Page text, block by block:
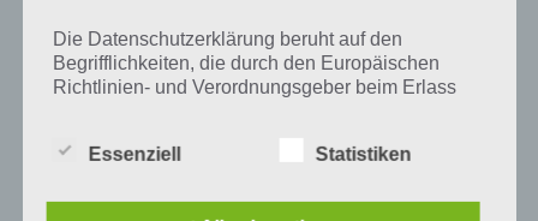
Die Datenschutzerklärung beruht auf den
Begrifflichkeiten, die durch den Europäischen
Richtlinien- und Verordnungsgeber beim Erlass
soll sowohl für die Öffentlichkeit als auch für
lesbar und verständlich sein. Um dies zu
Essenziell Statistiken